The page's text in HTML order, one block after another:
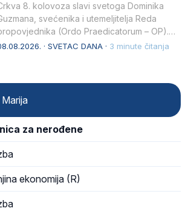
8. kolovoza slavi svetoga Dominika
svećenika i utemeljitelja Reda
(Ordo Praedicatorum – OP).
životom, dubokom ljubavlju prema
· SVETAC DANA · 3 minute čitanja
za nerođene
ekonomija (R)